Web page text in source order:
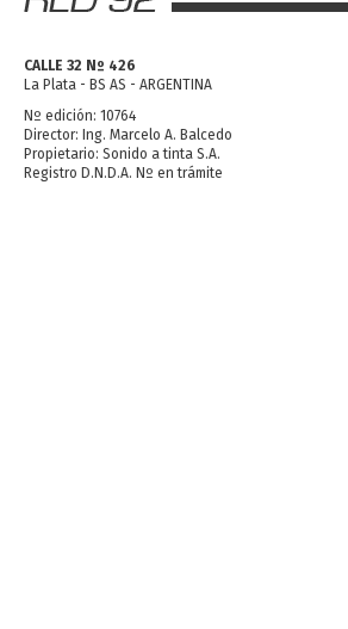
CALLE 32 Nº 426
La Plata - BS AS - ARGENTINA
Nº edición: 10764
Director: Ing. Marcelo A. Balcedo
Propietario: Sonido a tinta S.A.
Registro D.N.D.A. Nº en trámite